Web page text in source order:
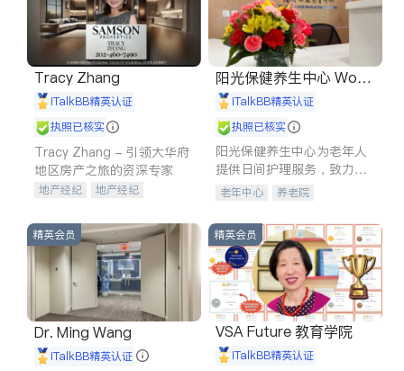
Tracy Zhang
iTalkBB精英认证
执照已核实
Tracy Zhang - 引领大华府
地区房产之旅的资深专家
地产经纪
地产经纪
商铺租售
开发商建商
阳光保健养生中心 World
shine
iTalkBB精英认证
执照已核实
阳光保健养生中心为老年人
提供日间护理服务，致力于
通过持续的护理创新来有效
老年中心 养老院
精英会员
Dr. Ming Wang
iTalkBB精英认证
精英会员
VSA Future 教育学院
iTalkBB精英认证